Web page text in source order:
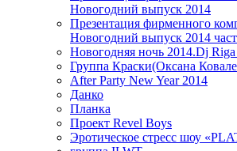
Новогодний выпуск 2014
Презентация фирменного
Новогодний выпуск 2014
Новогодняя ночь 2014.Dj
Группа Краски(Оксана
After Party New Year 2014
Данко
Планка
Проект Revel Boys
Эротическое стресс шоу